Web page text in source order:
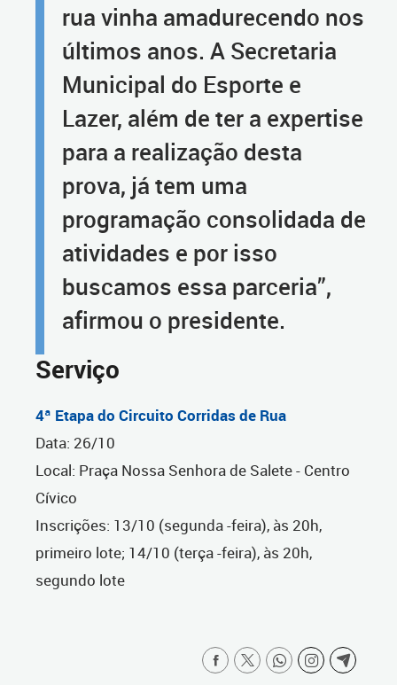
rua vinha amadurecendo nos
últimos anos. A Secretaria
Municipal do Esporte e
Lazer, além de ter a expertise
para a realização desta
prova, já tem uma
programação consolidada de
atividades e por isso
buscamos essa parceria”,
afirmou o presidente.
Serviço
4ª Etapa do Circuito Corridas de Rua
Data: 26/10
Local: Praça Nossa Senhora de Salete - Centro
Cívico
Inscrições: 13/10 (segunda -feira), às 20h,
primeiro lote; 14/10 (terça -feira), às 20h,
segundo lote